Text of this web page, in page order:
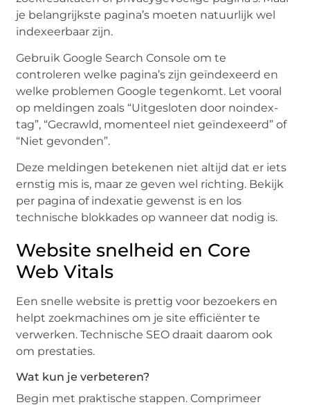
je belangrijkste pagina’s moeten natuurlijk wel
indexeerbaar zijn.
Gebruik Google Search Console om te
controleren welke pagina’s zijn geïndexeerd en
welke problemen Google tegenkomt. Let vooral
op meldingen zoals “Uitgesloten door noindex-
tag”, “Gecrawld, momenteel niet geïndexeerd” of
“Niet gevonden”.
Deze meldingen betekenen niet altijd dat er iets
ernstig mis is, maar ze geven wel richting. Bekijk
per pagina of indexatie gewenst is en los
technische blokkades op wanneer dat nodig is.
Website snelheid en Core
Web Vitals
Een snelle website is prettig voor bezoekers en
helpt zoekmachines om je site efficiënter te
verwerken. Technische SEO draait daarom ook
om prestaties.
Wat kun je verbeteren?
Begin met praktische stappen. Comprimeer